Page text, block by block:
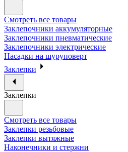
Смотреть все товары
Заклепочники аккумуляторные
Заклепочники пневматические
Заклепочники электрические
Насадки на шуруповерт
Заклепки
Заклепки
Смотреть все товары
Заклепки резьбовые
Заклепки вытяжные
Наконечники и стержни